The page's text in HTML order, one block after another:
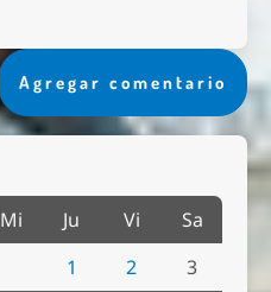
Agregar comentario
Mi Ju Vi
Sa
1
2
3